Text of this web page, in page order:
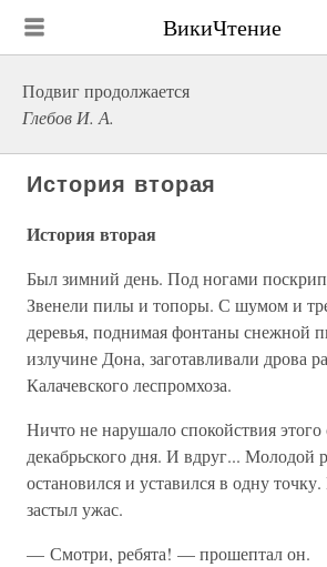
ВикиЧтение
Подвиг продолжается
Глебов И. А.
История вторая
История вторая
Был зимний день. Под ногами
Звенели пилы и топоры. С шумом и
деревья, поднимая фонтаны снежной
излучине Дона, заготавливали дрова
Калачевского леспромхоза.
Ничто не нарушало спокойствия этого
декабрьского дня. И вдруг... Молодой
остановился и уставился в одну точку.
застыл ужас.
— Смотри, ребята! — прошептал он.